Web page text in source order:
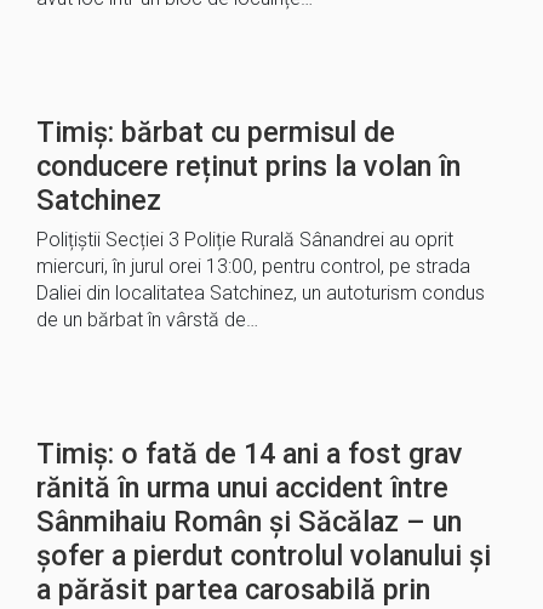
Timiș: bărbat cu permisul de
conducere reținut prins la volan în
Satchinez
Polițiștii Secției 3 Poliție Rurală Sânandrei au oprit
miercuri, în jurul orei 13:00, pentru control, pe strada
Daliei din localitatea Satchinez, un autoturism condus
de un bărbat în vârstă de…
Timiș: o fată de 14 ani a fost grav
rănită în urma unui accident între
Sânmihaiu Român și Săcălaz – un
șofer a pierdut controlul volanului și
a părăsit partea carosabilă prin